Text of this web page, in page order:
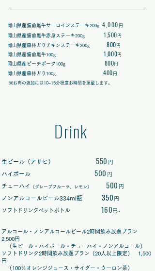
岡山県産備前黒牛サーロインステーキ200g 4,000 円
岡山県産備前黒牛赤身ステーキ200g 1,500 円
岡山県産森林どりチキンステーキ200g 800 円
岡山県産備前黒牛100g 1,000円
岡山県産ピーチポーク 100g 800円
岡山県産森林どり 100g 400 円
※お肉の追加には10~15分程度お時間を頂戴します。
Drink
生ビール（アサヒ） 550 円
ハイボール 500 円
チューハイ （グレープフルーツ、レモン） 500 円
ノンアルコールビール334ml瓶 350 円
ソフトドリンクペットボトル 160 円~
アルコール・ノンアルコールビール2時間飲み放題プラン
2,500円
（生ビール・ハイボール・チューハイ・ノンアルコール）
ソフトドリンク2時間飲み放題プラン（20人以上限定） 1,500
円
（100％オレンジジュース・サイダー・ウーロン茶）